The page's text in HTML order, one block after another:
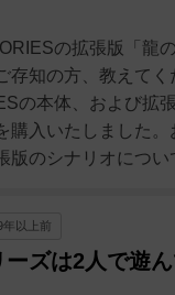
の拡張版「龍
存知の方、教えてく
の本体、および拡
購入いたしました
版のシナリオについ
年以上前
ズは2人で遊